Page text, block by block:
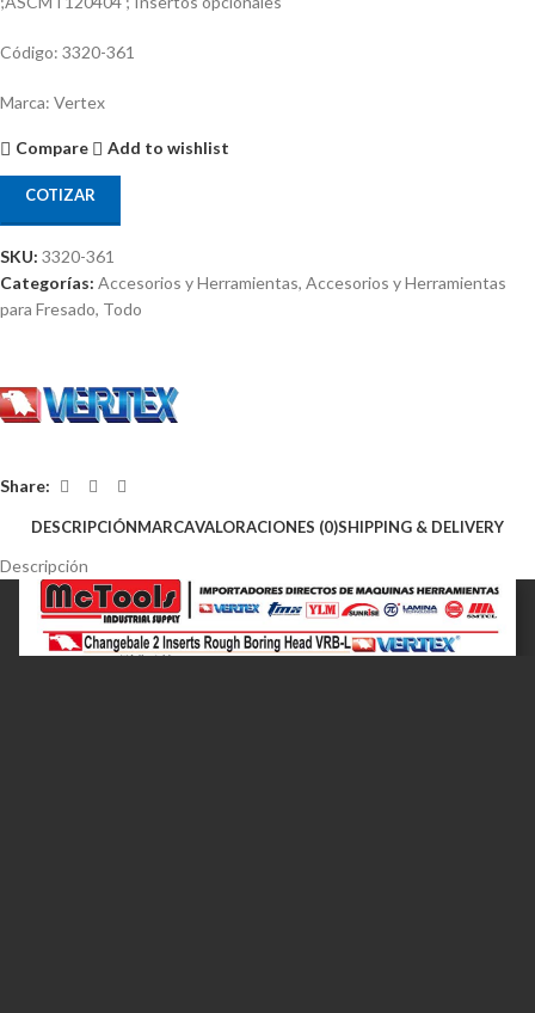
Código: 3320-361
Marca: Vertex
Compare Add to wishlist
COTIZAR
SKU: 3320-361
Categorías: Accesorios y Herramientas, Accesorios y Herramientas
para Fresado, Todo
Share:
DESCRIPCIÓNMARCAVALORACIONES (0)SHIPPING & DELIVERY
Descripción